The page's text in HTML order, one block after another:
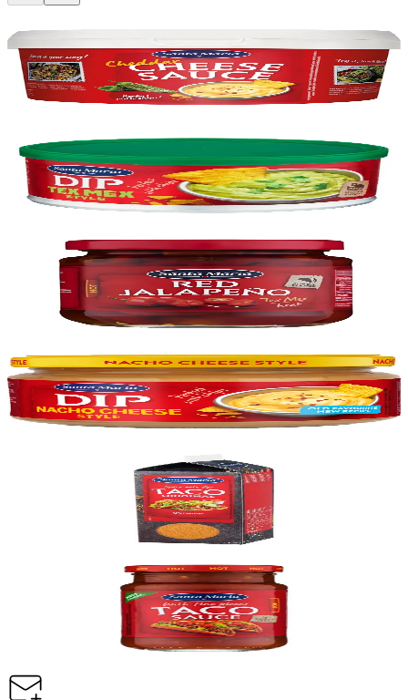
Santa Maria
Cheddar Cheese sauce, 3x 3kg
Vörunúmer:9003538
Guacamole Dip, 24x 250g
Vörunúmer:9002378
Santa Maria
Jalapeno Rautt, 12x 215g
Vörunúmer:9002456
Santa Maria
Ostasósa, 12x 250g
Vörunúmer:9002377
Taco Spice Mix, 532g
Taco Sósa Hot, 12x 230g
9002379